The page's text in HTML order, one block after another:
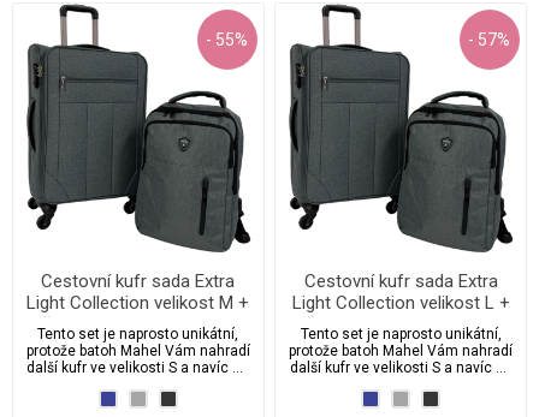
- 55%
Cestovní kufr sada Extra
Light Collection velikost M +
městský batoh na notebook
Mahel
Tento set je naprosto unikátní,
protože batoh Mahel Vám nahradí
další kufr ve velikosti S a navíc ho
dovolené. Sada se vyznačuje
- 57%
Cestovní kufr sada Extra
Light Collection velikost L +
městský batoh na notebook
Mahel
Tento set je naprosto unikátní,
protože batoh Mahel Vám nahradí
další kufr ve velikosti S a navíc ho
dovolené. Sada se vyznačuje